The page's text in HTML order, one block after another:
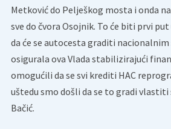
Metković do Pelješkog mosta i onda
sve do čvora Osojnik. To će biti prvi
da će se autocesta graditi
osigurala ova Vlada stabilizirajući
omogućili da se svi krediti HAC
uštedu smo došli da se to gradi vlastiti
Bačić.